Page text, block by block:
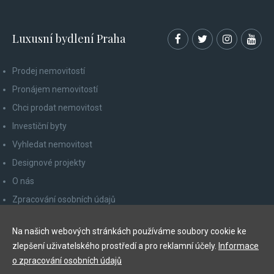
Luxusní bydlení Praha
Prodej nemovitostí
Pronájem nemovitostí
Chci prodat nemovitost
Investiční byty
Vyhledat nemovitost
Designové projekty
O nás
Zpracování osobních údajů
Odhlášení z newsletteru
Na našich webových stránkách používáme soubory cookie ke
zlepšení uživatelského prostředí a pro reklamní účely. Informace
o zpracování osobních údajů